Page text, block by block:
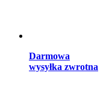
Darmowa
wysyłka zwrotna